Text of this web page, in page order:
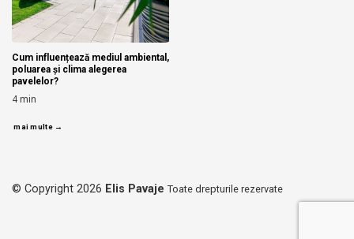
Cum influențează mediul ambiental,
poluarea și clima alegerea
pavelelor?
4min
mai multe →
© Copyright 2026 Elis Pavaje Toate drepturile rezervate